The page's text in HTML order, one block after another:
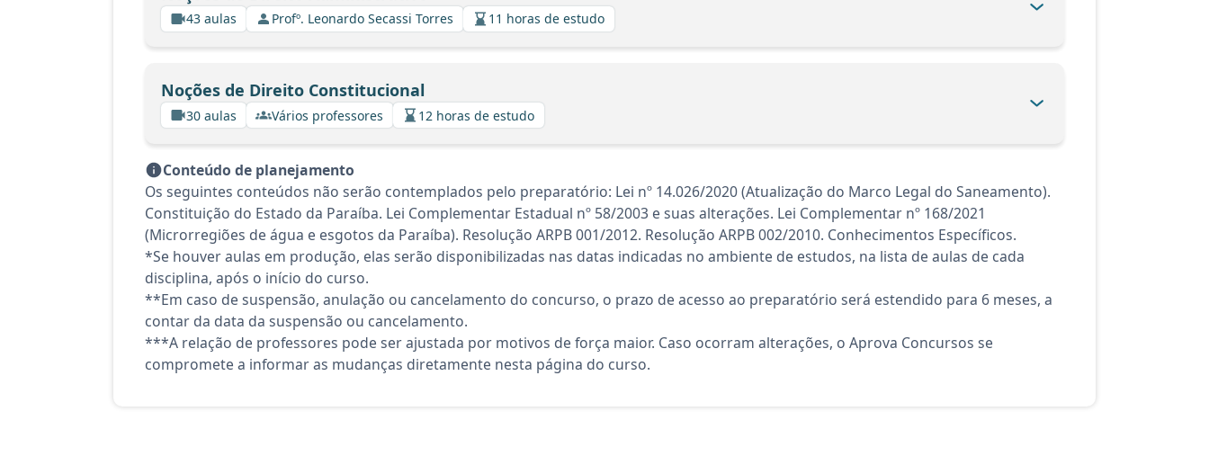
43 aulas Profº. Leonardo Secassi Torres 11 horas de estudo
Noções de Direito Constitucional
30 aulas Vários professores 12 horas de estudo
Conteúdo de planejamento
Os seguintes conteúdos não serão contemplados pelo preparatório: Lei nº 14.026/2020 (Atualização do Marco Legal do Saneamento).
Constituição do Estado da Paraíba. Lei Complementar Estadual nº 58/2003 e suas alterações. Lei Complementar nº 168/2021
(Microrregiões de água e esgotos da Paraíba). Resolução ARPB 001/2012. Resolução ARPB 002/2010. Conhecimentos Específicos.
*Se houver aulas em produção, elas serão disponibilizadas nas datas indicadas no ambiente de estudos, na lista de aulas de cada
disciplina, após o início do curso.
**Em caso de suspensão, anulação ou cancelamento do concurso, o prazo de acesso ao preparatório será estendido para 6 meses, a
contar da data da suspensão ou cancelamento.
***A relação de professores pode ser ajustada por motivos de força maior. Caso ocorram alterações, o Aprova Concursos se
compromete a informar as mudanças diretamente nesta página do curso.